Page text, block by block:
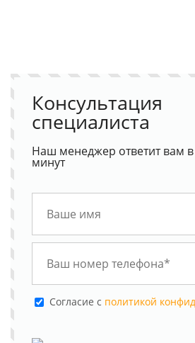
Консультация
специалиста
Наш менеджер ответит вам
минут
Cогласие с политикой